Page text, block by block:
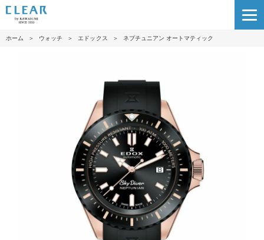
ホーム ＞ ウォッチ ＞ エドックス ＞ ネプチュニアン オートマティック